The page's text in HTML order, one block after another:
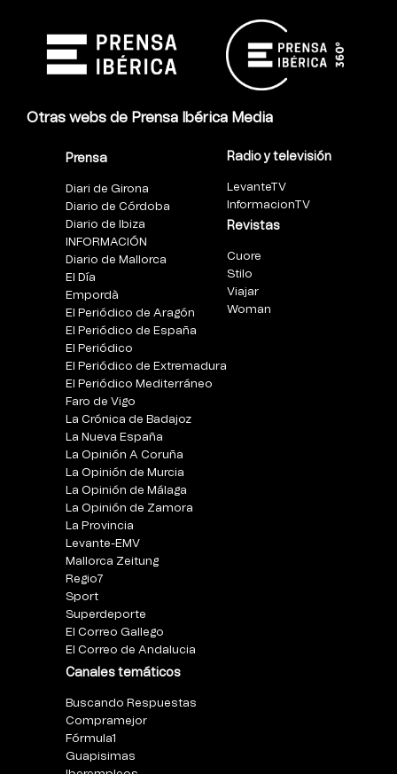
Otras webs de Prensa Ibérica Media
Prensa
Diari de Girona
Diario de Córdoba
Diario de Ibiza
INFORMACIÓN
Diario de Mallorca
El Día
Empordà
El Periódico de Aragón
El Periódico de España
El Periódico
El Periódico de Extremadura
El Periódico Mediterráneo
Faro de Vigo
La Crónica de Badajoz
La Nueva España
La Opinión A Coruña
La Opinión de Murcia
La Opinión de Málaga
La Opinión de Zamora
La Provincia
Levante-EMV
Mallorca Zeitung
Regio7
Sport
Superdeporte
El Correo Gallego
El Correo de Andalucia
Canales temáticos
Buscando Respuestas
Compramejor
Fórmula1
Guapisimas
Radio y televisión
LevanteTV
InformacionTV
Revistas
Cuore
Stilo
Viajar
Woman